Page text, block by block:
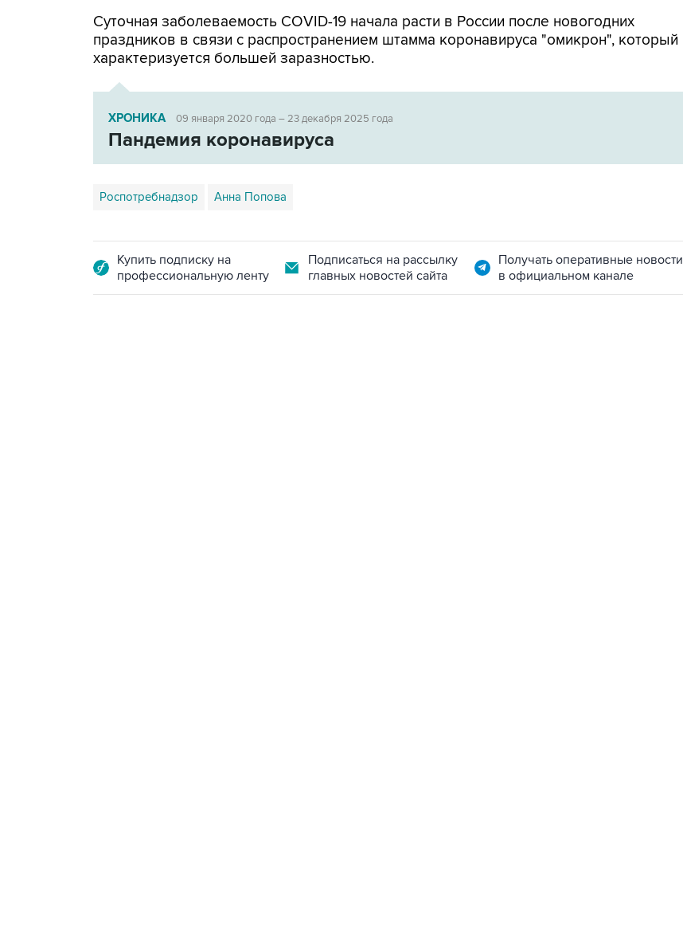
Суточная заболеваемость COVID-19 начала расти в России после новогодних
праздников в связи с распространением штамма коронавируса "омикрон", который
характеризуется большей заразностью.
ХРОНИКА 09 января 2020 года – 23 декабря 2025 года
Пандемия коронавируса
Роспотребнадзор Анна Попова
Купить подписку на
профессиональную ленту
Подписаться на рассылку
главных новостей сайта
Получать оперативные новости
в официальном канале